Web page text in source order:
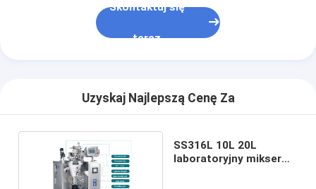
Skontaktuj się
teraz
Uzyskaj Najlepszą Cenę Za
SS316L 10L 20L
laboratoryjny mikser